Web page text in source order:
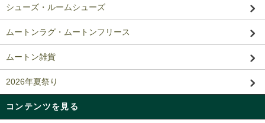
シューズ・ルームシューズ
ムートンラグ・ムートンフリース
ムートン雑貨
2026年夏祭り
コンテンツを見る